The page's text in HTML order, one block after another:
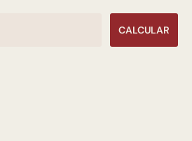
CALCULAR